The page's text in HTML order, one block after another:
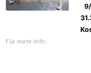
Für mehr Info: